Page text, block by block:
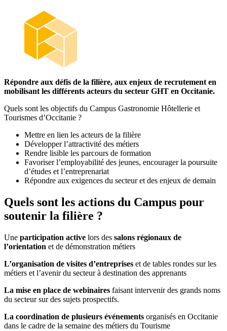
Répondre aux défis de la filière, aux enjeux de recrutement en
mobilisant les différents acteurs du secteur GHT en Occitanie.
Quels sont les objectifs du Campus Gastronomie Hôtellerie et
Tourismes d’Occitanie ?
Mettre en lien les acteurs de la filière
Développer l’attractivité des métiers
Rendre lisible les parcours de formation
Favoriser l’employabilité des jeunes, encourager la poursuite
d’études et l’entreprenariat
Répondre aux exigences du secteur et des enjeux de demain
Quels sont les actions du Campus pour
soutenir la filière ?
Une participation active lors des salons régionaux de
l’orientation et de démonstration métiers
L’organisation de visites d’entreprises et de tables rondes sur les
métiers et l’avenir du secteur à destination des apprenants
La mise en place de webinaires faisant intervenir des grands noms
du secteur sur des sujets prospectifs.
La coordination de plusieurs événements organisés en Occitanie
dans le cadre de la semaine des métiers du Tourisme